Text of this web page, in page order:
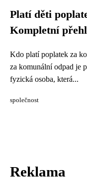
Platí děti
Kompletní
Kdo platí poplatek za
za komunální odpad je
fyzická osoba, která...
společnost
Reklama